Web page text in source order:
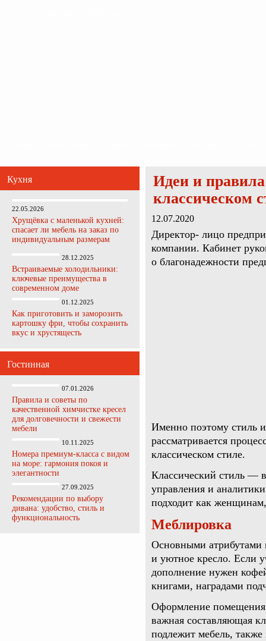
Кухня
22.05.2026
Хрущёвка с маленькой кухней:
спасает ли мебель на заказ по
индивидуальным размерам
28.12.2025
Встраиваемые холодильники:
ключевые преимущества в
современном доме
01.12.2025
Как приготовить и заморозить
картошку фри, чтобы сохранить
вкус и хрустящесть
Гостинная
07.01.2026
Правила и советы по
качественной химчистке кресел
для долговечности и свежести
мебели
10.11.2025
Номера премиум-класса с видом
на море: гармония покоя и
элегантности
27.09.2025
Рекомендации по выбору
дивана: удобство, стиль и
функциональность
Идеи и
классическом
12.07.2020
Директор- лицо
компании. Кабинет
о благонадежности
Именно поэтому стиль
рассматривается
классическом стиле.
Классический стиль —
управления и
подходит как
Меблировка
Основными атрибутами
и уютное кресло. Если
дополнение нужен
книгами, наградами
Оформление помещения
важная составляющая
подлежит мебель,